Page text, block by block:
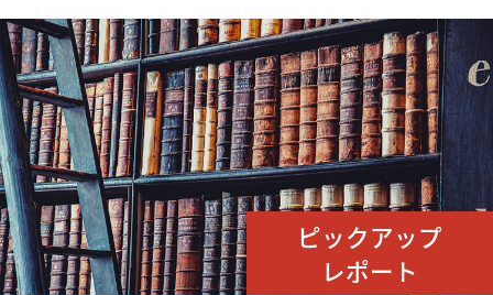
ピックアップ
レポート